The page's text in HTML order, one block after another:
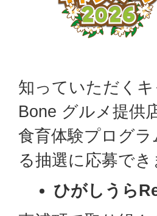
知っていただく
Bone グルメ提供
食育体験プログ
る抽選に応募でき
ひがしうら